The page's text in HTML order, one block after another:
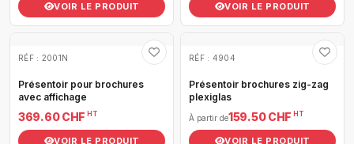
VOIR LE PRODUIT VOIR LE PRODUIT
RÉF : 2001N
Présentoir pour brochures
avec affichage
369.60 CHF HT
VOIR LE PRODUIT
RÉF : 4904
Présentoir brochures zig-zag
plexiglas
À partir de159.50 CHF HT
VOIR LE PRODUIT